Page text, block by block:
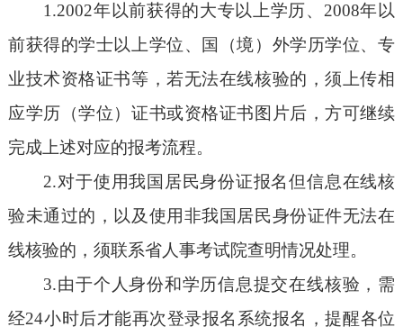
1.2002年以前获得的大专以上学历、2008年以
前获得的学士以上学位、国（境）外学历学位、专
业技术资格证书等，若无法在线核验的，须上传相
应学历（学位）证书或资格证书图片后，方可继续
完成上述对应的报考流程。
2.对于使用我国居民身份证报名但信息在线核
验未通过的，以及使用非我国居民身份证件无法在
线核验的，须联系省人事考试院查明情况处理。
3.由于个人身份和学历信息提交在线核验，需
经24小时后才能再次登录报名系统报名，提醒各位